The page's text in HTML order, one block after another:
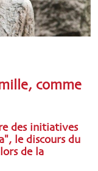
comme
des initiatives
le discours du
de la